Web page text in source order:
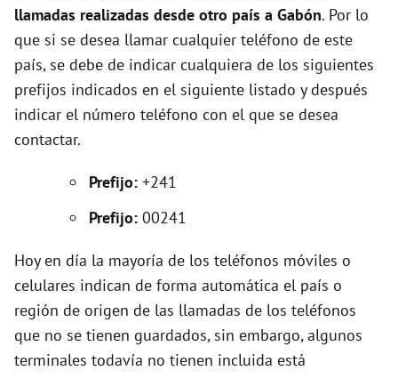
o
llamadas realizadas desde otro país a Gabón. Por lo
que si se desea llamar cualquier teléfono de este
país, se debe de indicar cualquiera de los siguientes
prefijos indicados en el siguiente listado y después
indicar el número teléfono con el que se desea
contactar.
Prefijo: +241
Prefijo: 00241
Hoy en día la mayoría de los teléfonos móviles o
celulares indican de forma automática el país o
región de origen de las llamadas de los teléfonos
que no se tienen guardados, sin embargo, algunos
terminales todavía no tienen incluida está